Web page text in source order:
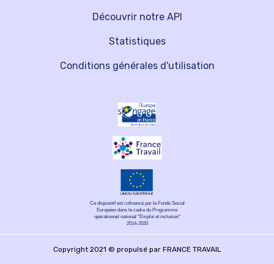
Découvrir notre API
Statistiques
Conditions générales d'utilisation
Ce dispositif est cofinancé par le Fonds Social
Européen dans le cadre du Programme
opérationnel national "Emploi et inclusion"
2014-2020
Copyright 2021 © propulsé par FRANCE TRAVAIL